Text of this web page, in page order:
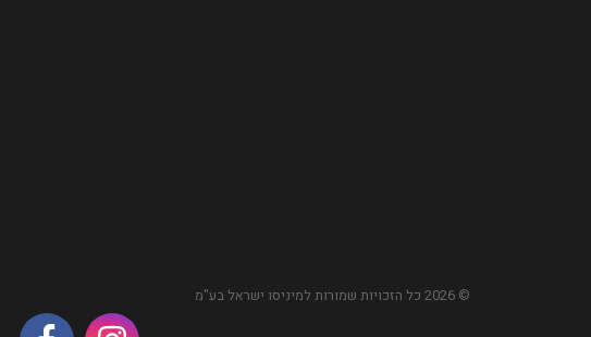
© 2026 כל הזכויות שמורות ל מיניסו ישראל בע"מ
אינסטגראם
פייסבוק